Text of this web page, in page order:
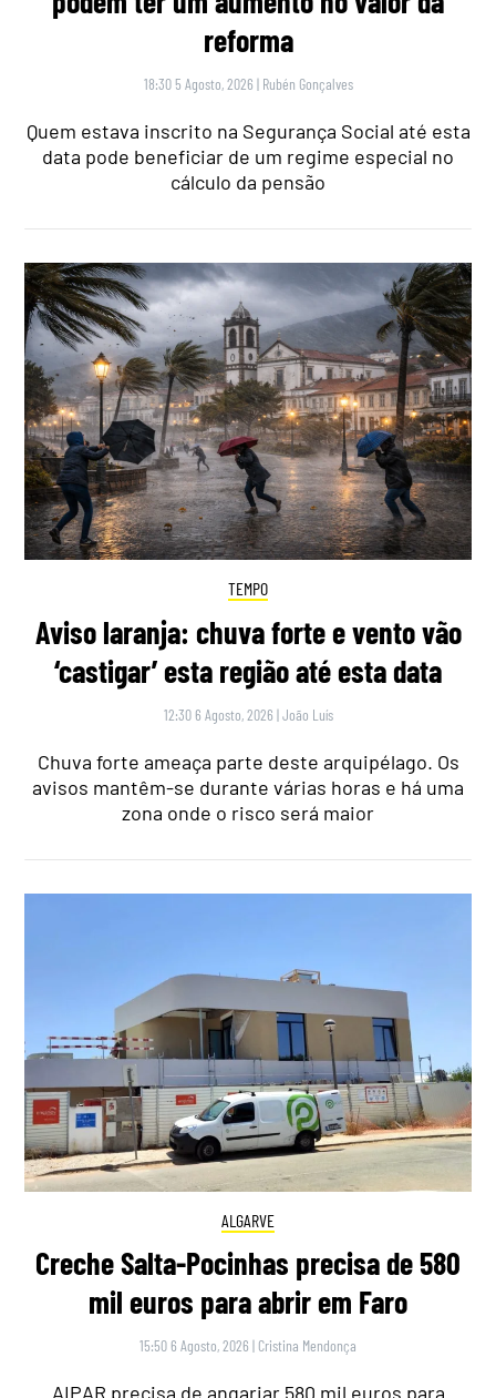
reforma
18:30 5 Agosto, 2026 | Rubén Gonçalves
Quem estava inscrito na Segurança Social até esta
data pode beneficiar de um regime especial no
cálculo da pensão
TEMPO
Aviso laranja: chuva forte e vento vão
‘castigar’ esta região até esta data
12:30 6 Agosto, 2026 |João Luís
Chuva forte ameaça parte deste arquipélago. Os
avisos mantêm-se durante várias horas e há uma
zona onde o risco será maior
ALGARVE
Creche Salta-Pocinhas precisa de 580
mil euros para abrir em Faro
15:50 6 Agosto, 2026 | Cristina Mendonça
AIPAR precisa de angariar 580 mil euros para